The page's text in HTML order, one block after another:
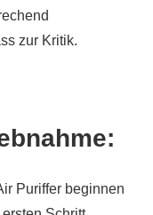
zur Kritik.
Puriffer beginnen